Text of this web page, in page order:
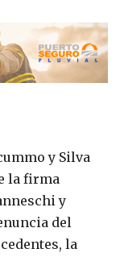
y Silva
la firma
y
del
la